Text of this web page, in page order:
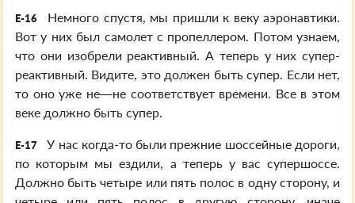
E-16
Немного спустя, мы пришли к веку аэронавтики.
Вот у них был самолет с пропеллером. Потом узнаем,
что они изобрели реактивный. А теперь у них супер-
реактивный. Видите, это должен быть супер. Если нет,
то оно уже не—не соответствует времени. Все в этом
веке должно быть супер.
E-17
У нас когда-то были прежние шоссейные дороги,
по которым мы ездили, а теперь у вас супершоссе.
Должно быть четыре или пять полос в одну сторону, и